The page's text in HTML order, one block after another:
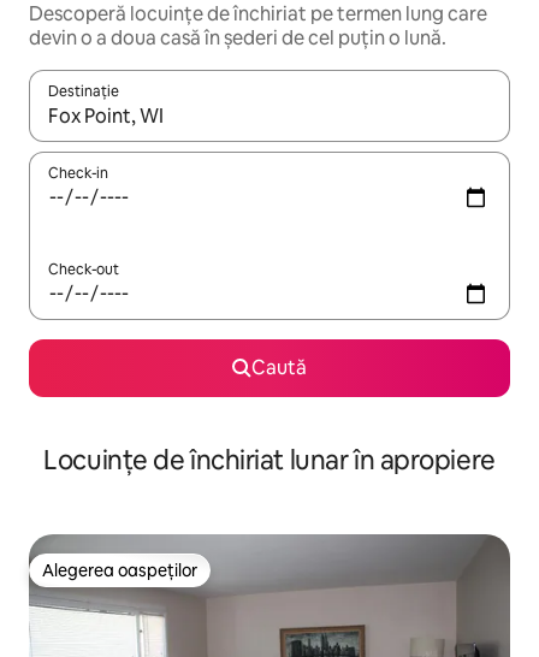
Descoperă locuințe de închiriat pe termen lung care
devin o a doua casă în șederi de cel puțin o lună.
Destinație
Când se încarcă rezultatele, navighează folosind tastele
Check-in
Check-out
Caută
Locuințe de închiriat lunar în apropiere
Alegerea oaspeților
Alegerea oaspeților